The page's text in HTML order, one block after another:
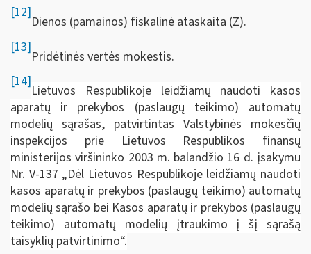
[12]
Dienos (pamainos) fiskalinė ataskaita (Z).
[13]
Pridėtinės vertės mokestis.
[14]
Lietuvos Respublikoje leidžiamų naudoti kasos
aparatų ir prekybos (paslaugų teikimo) automatų
modelių sąrašas, patvirtintas Valstybinės mokesčių
inspekcijos prie Lietuvos Respublikos finansų
ministerijos viršininko 2003 m. balandžio 16 d. įsakymu
Nr. V-137 „Dėl Lietuvos Respublikoje leidžiamų naudoti
kasos aparatų ir prekybos (paslaugų teikimo) automatų
modelių sąrašo bei Kasos aparatų ir prekybos (paslaugų
teikimo) automatų modelių įtraukimo į šį sąrašą
taisyklių patvirtinimo“.